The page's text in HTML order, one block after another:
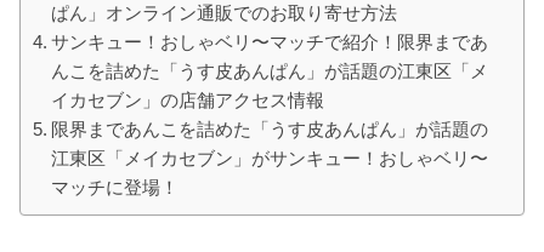
ぱん」オンライン通販でのお取り寄せ方法
サンキュー！おしゃベリ〜マッチで紹介！限界まであ
んこを詰めた「うす皮あんぱん」が話題の江東区「メ
イカセブン」の店舗アクセス情報
限界まであんこを詰めた「うす皮あんぱん」が話題の
江東区「メイカセブン」がサンキュー！おしゃベリ〜
マッチに登場！